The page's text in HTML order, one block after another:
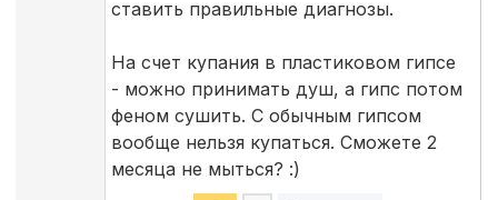
ставить правильные диагнозы.
На счет купания в пластиковом гипсе
- можно принимать душ, а гипс потом
феном сушить. С обычным гипсом
вообще нельзя купаться. Сможете 2
месяца не мыться? :)